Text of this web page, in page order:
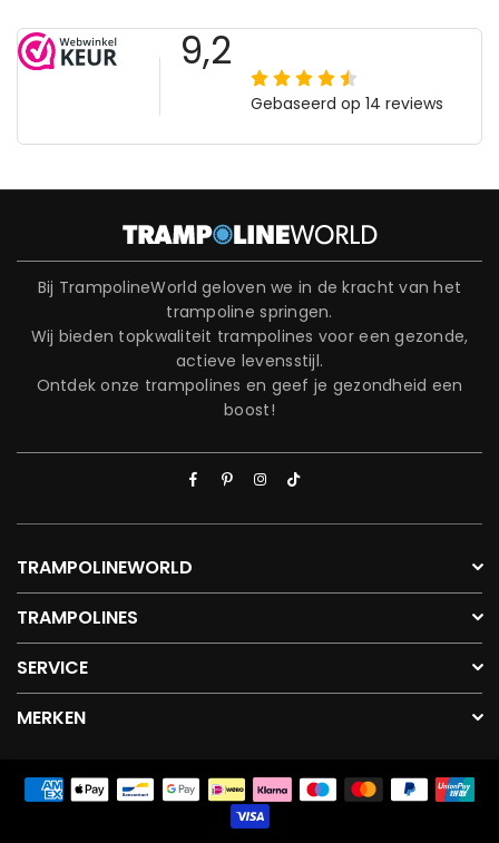
Bij TrampolineWorld geloven we in de kracht van het
trampoline springen.
Wij bieden topkwaliteit trampolines voor een gezonde,
actieve levensstijl.
Ontdek onze trampolines en geef je gezondheid een
boost!
FacebookPinterestInstagram
TRAMPOLINEWORLD
TRAMPOLINES
SERVICE
MERKEN